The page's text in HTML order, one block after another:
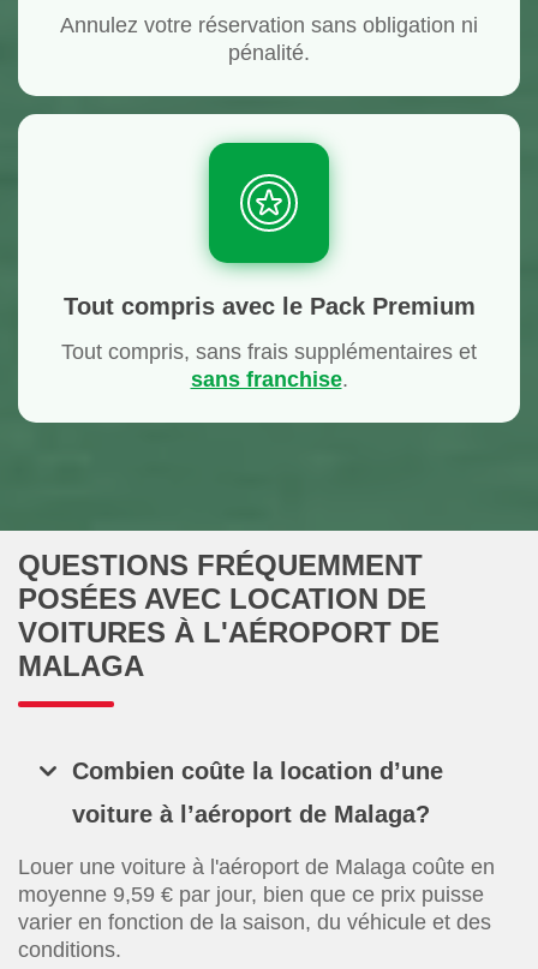
Annulez votre réservation sans obligation ni
pénalité.
Tout compris avec le Pack Premium
Tout compris, sans frais supplémentaires et
sans franchise.
QUESTIONS FRÉQUEMMENT
POSÉES AVEC LOCATION DE
VOITURES À L'AÉROPORT DE
MALAGA
Combien coûte la location d’une
voiture à l’aéroport de Malaga?
Louer une voiture à l'aéroport de Malaga coûte en
moyenne 9,59 € par jour, bien que ce prix puisse
varier en fonction de la saison, du véhicule et des
conditions.